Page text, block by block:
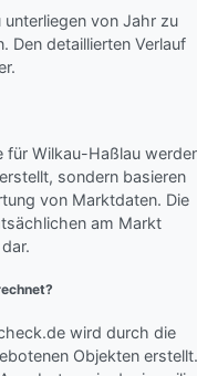
von Jahr zu
Den detaillierten Verlauf
für Wilkau-Haßlau
sondern basieren
von Marktdaten. Die
am Markt
wird durch die
Objekten erstellt.